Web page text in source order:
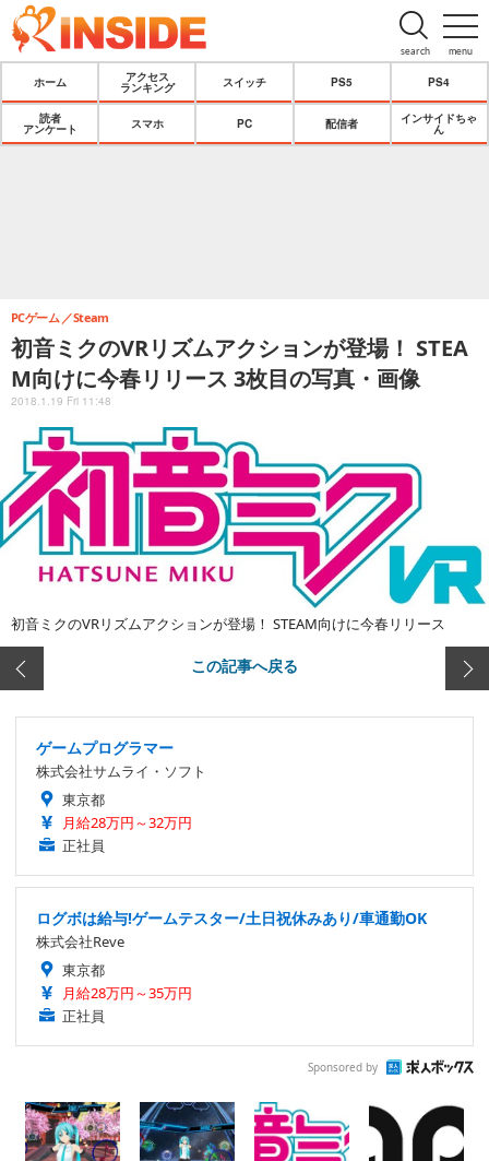
menu
search
ホーム
アクセス
ランキング
スイッチ PS5 PS4
読者
アンケート
スマホ PC 配信者
インサイドちゃ
ん
初音ミクのVRリズムアクションが登場！ STEA
M向けに今春リリース 3枚目の写真・画像
PCゲーム Steam
2018.1.19 Fri 11:48
初音ミクのVRリズムアクションが登場！ STEAM向けに今春リリース
この記事へ戻る
ゲームプログラマー
株式会社サムライ・ソフト
東京都
月給28万円～32万円
正社員
ログボは給与!ゲームテスター/土日祝休みあり/車通勤OK
株式会社Reve
東京都
月給28万円～35万円
正社員
Sponsored by